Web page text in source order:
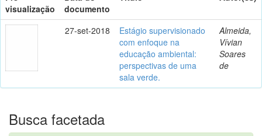
visualização
documento
27-set-2018
Estágio supervisionado
com enfoque na
educação ambiental:
perspectivas de uma
sala verde.
Almeida,
Vívian
Soares
de
Busca facetada